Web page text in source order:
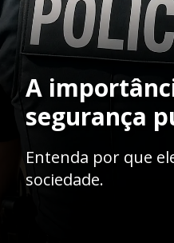
A
segurança
Entenda por que
sociedade.